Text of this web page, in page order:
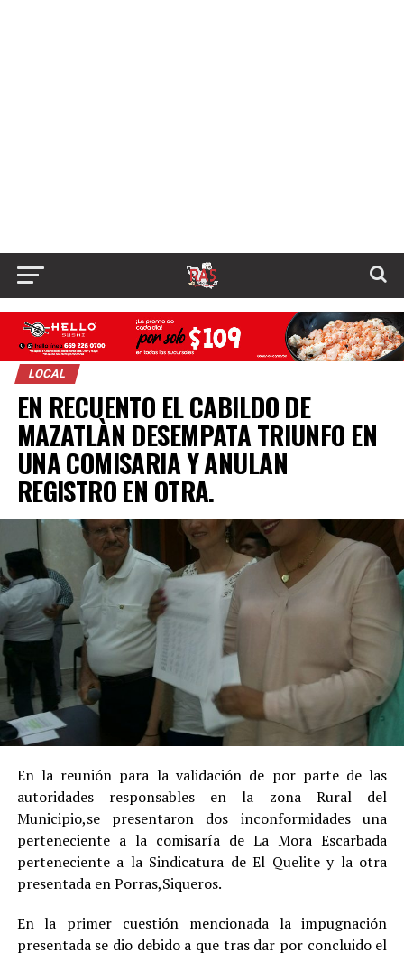
LOCAL
EN RECUENTO EL CABILDO DE
MAZATLÀN DESEMPATA TRIUNFO EN
UNA COMISARIA Y ANULAN
REGISTRO EN OTRA.
En la reunión para la validación de por parte de las
autoridades responsables en la zona Rural del
Municipio,se presentaron dos inconformidades una
perteneciente a la comisaría de La Mora Escarbada
perteneciente a la Sindicatura de El Quelite y la otra
presentada en Porras,Siqueros.
En la primer cuestión mencionada la impugnación
presentada se dio debido a que tras dar por concluido el